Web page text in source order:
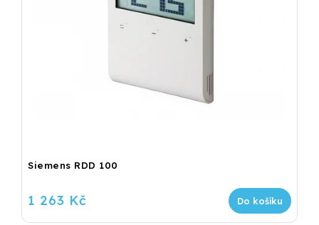
Siemens RDD 100
1 263 Kč Do košíku